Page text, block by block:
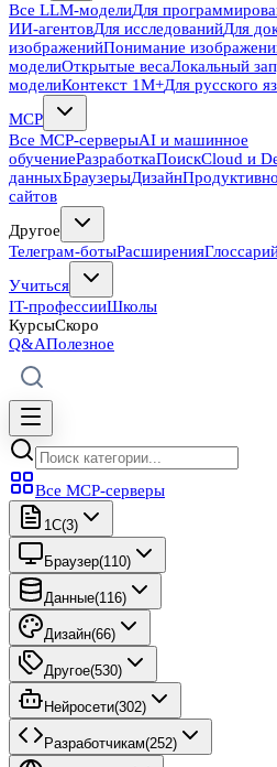
Все LLM-моделиДля
ИИ-агентовДля исследованийДля
изображенийПонимание
моделиОткрытые весаЛокальный
моделиКонтекст 1M+Для русского
MCP
Все MCP-серверыAI и машинное
обучениеРазработкаПоискCloud и
данныхБраузерыДизайн
сайтов
Другое
Телеграм-ботыРасширения
Учиться
IT-профессииШколы
КурсыСкоро
Q&AПолезное
Все MCP-серверы
1C(3)
Браузер(110)
Данные(116)
Дизайн(66)
Другое(530)
Нейросети(302)
Разработчикам(252)